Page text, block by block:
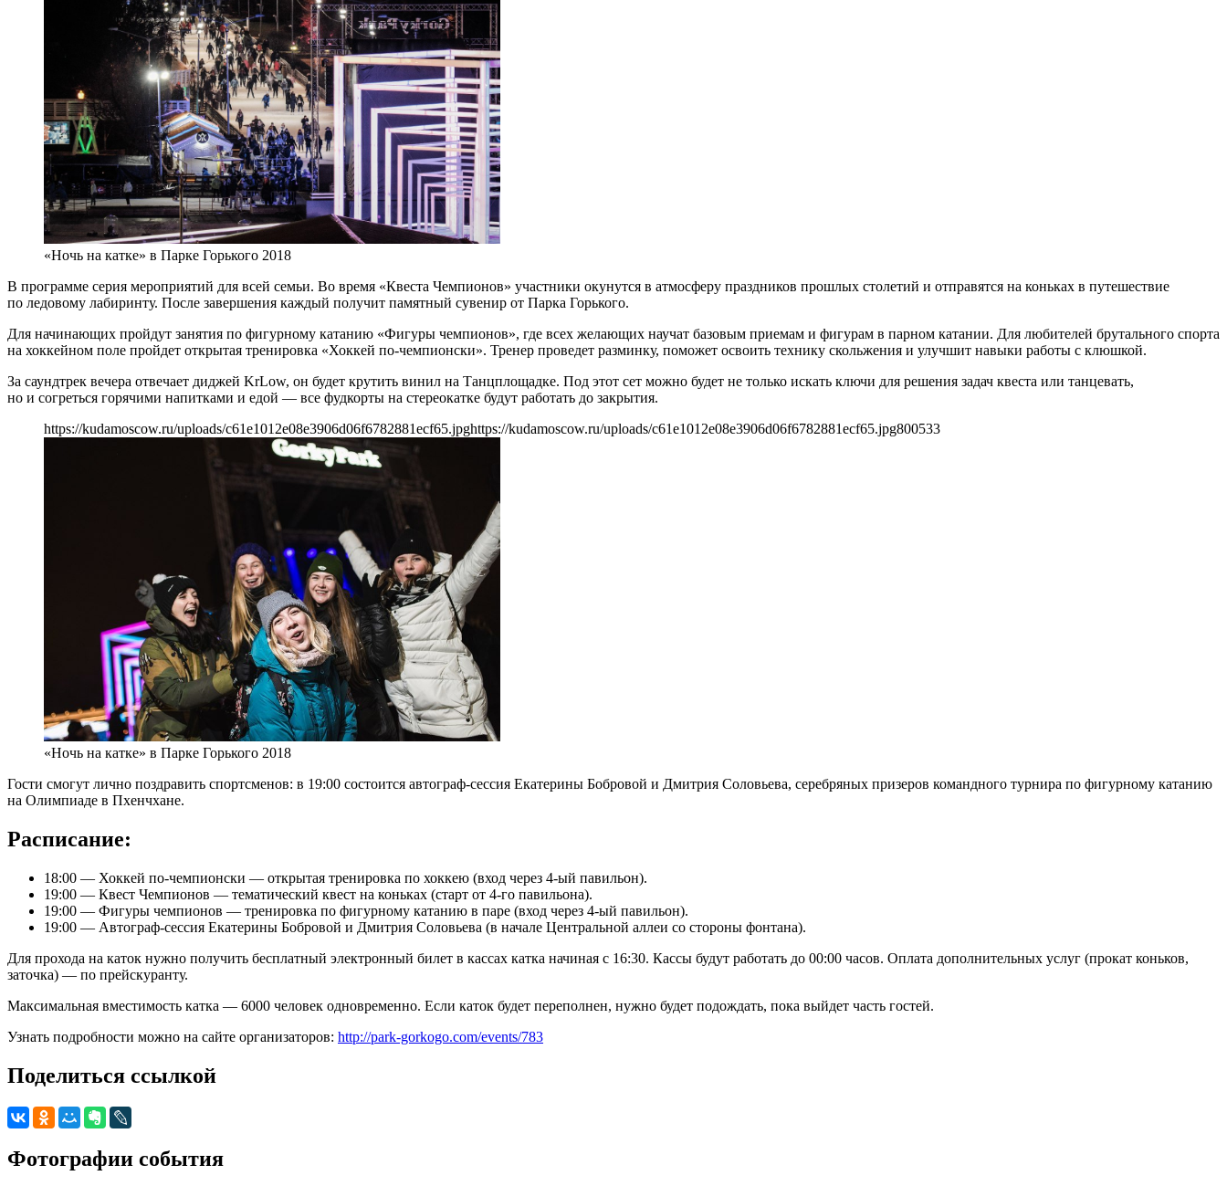
«Ночь на катке» в Парке Горького 2018
В программе серия мероприятий для всей семьи. Во время «Квеста Чемпионов» участники окунутся в атмосферу праздников прошлых столетий и отправятся на коньках в путешествие
по ледовому лабиринту. После завершения каждый получит памятный сувенир от Парка Горького.
Для начинающих пройдут занятия по фигурному катанию «Фигуры чемпионов», где всех желающих научат базовым приемам и фигурам в парном катании. Для любителей брутального спорта
на хоккейном поле пройдет открытая тренировка «Хоккей по-чемпионски». Тренер проведет разминку, поможет освоить технику скольжения и улучшит навыки работы с клюшкой.
За саундтрек вечера отвечает диджей KrLow, он будет крутить винил на Танцплощадке. Под этот сет можно будет не только искать ключи для решения задач квеста или танцевать,
но и согреться горячими напитками и едой — все фудкорты на стереокатке будут работать до закрытия.
https://kudamoscow.ru/uploads/c61e1012e08e3906d06f6782881ecf65.jpghttps://kudamoscow.ru/uploads/c61e1012e08e3906d06f6782881ecf65.jpg800533
«Ночь на катке» в Парке Горького 2018
Гости смогут лично поздравить спортсменов: в 19:00 состоится автограф-сессия Екатерины Бобровой и Дмитрия Соловьева, серебряных призеров командного турнира по фигурному катанию
на Олимпиаде в Пхенчхане.
Расписание:
18:00 — Хоккей по-чемпионски — открытая тренировка по хоккею (вход через 4-ый павильон).
19:00 — Квест Чемпионов — тематический квест на коньках (старт от 4-го павильона).
19:00 — Фигуры чемпионов — тренировка по фигурному катанию в паре (вход через 4-ый павильон).
19:00 — Автограф-сессия Екатерины Бобровой и Дмитрия Соловьева (в начале Центральной аллеи со стороны фонтана).
Для прохода на каток нужно получить бесплатный электронный билет в кассах катка начиная с 16:30. Кассы будут работать до 00:00 часов. Оплата дополнительных услуг (прокат коньков,
заточка) — по прейскуранту.
Максимальная вместимость катка — 6000 человек одновременно. Если каток будет переполнен, нужно будет подождать, пока выйдет часть гостей.
Узнать подробности можно на сайте организаторов: http://park-gorkogo.com/events/783
Поделиться ссылкой
Фотографии события